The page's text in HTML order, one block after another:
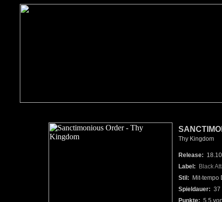
Thy Kingdom
Release:
Label:
Black
Stil: Mit-tempo
Spieldauer: 37
Punkte: 5,5